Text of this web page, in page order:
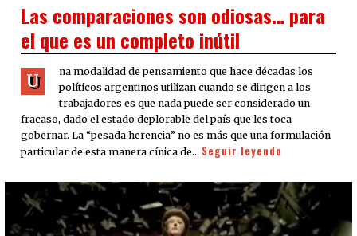
Las comparaciones son odiosas… para
el que es un completo inútil
U
na modalidad de pensamiento que hace décadas los
políticos argentinos utilizan cuando se dirigen a los
trabajadores es que nada puede ser considerado un
fracaso, dado el estado deplorable del país que les toca
gobernar. La “pesada herencia” no es más que una formulación
particular de esta manera cínica de… Seguir leyendo